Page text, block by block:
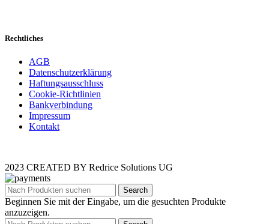
Rechtliches
AGB
Datenschutzerklärung
Haftungsausschluss
Cookie-Richtlinien
Bankverbindung
Impressum
Kontakt
2023 CREATED BY Redrice Solutions UG
Search
Beginnen Sie mit der Eingabe, um die gesuchten Produkte
anzuzeigen.